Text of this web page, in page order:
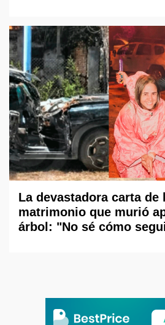
La devastadora carta de
matrimonio que murió
árbol: "No sé cómo